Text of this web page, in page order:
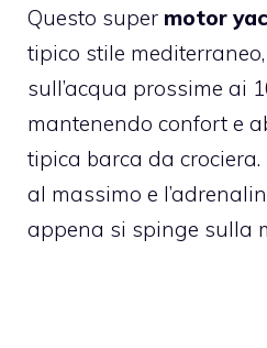
Questo super motor
tipico stile
sull’acqua prossime ai
mantenendo confort e
tipica barca da
al massimo e
appena si spinge sulla